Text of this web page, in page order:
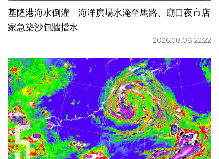
基隆港海水倒灌 海洋廣場水淹至馬路、廟口夜市店
家急築沙包牆擋水
2026.08.08 22:22